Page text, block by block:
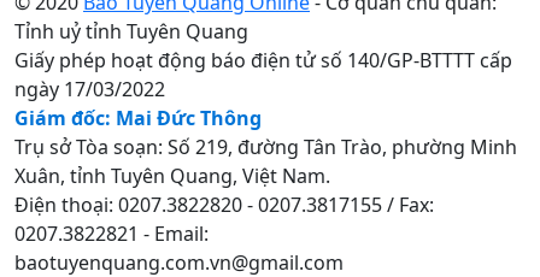
Tỉnh uỷ tỉnh Tuyên Quang
Giấy phép hoạt động báo điện tử số 140/GP-BTTTT cấp
ngày 17/03/2022
Giám đốc: Mai Đức Thông
Trụ sở Tòa soạn: Số 219, đường Tân Trào, phường Minh
Xuân, tỉnh Tuyên Quang, Việt Nam.
Điện thoại: 0207.3822820 - 0207.3817155 / Fax:
0207.3822821 - Email:
baotuyenquang.com.vn@gmail.com